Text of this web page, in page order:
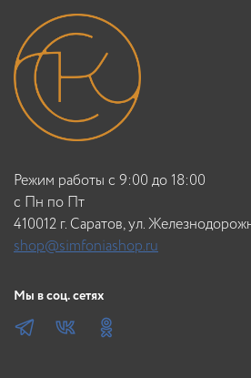
Режим работы с 9:00 до 18:00
c Пн по Пт
410012 г. Саратов, ул.
shop@simfoniashop.ru
Мы в соц. сетях